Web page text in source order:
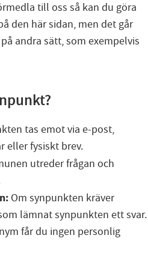
till oss så kan du göra
den här sidan, men det går
andra sätt, som exempelvis
tas emot via e-post,
eller fysiskt brev.
utreder frågan och
Om synpunkten kräver
lämnat synpunkten ett svar.
får du ingen personlig